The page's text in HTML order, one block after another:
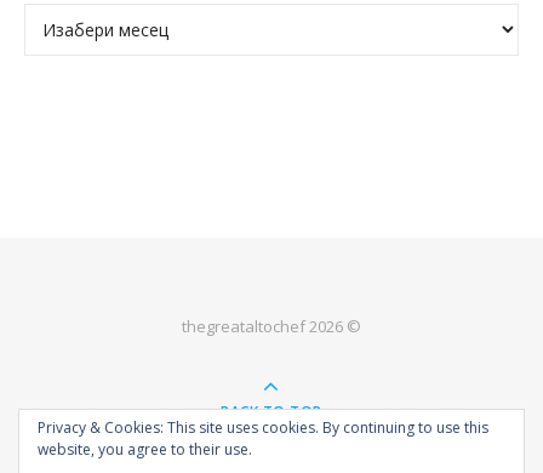
Архива
thegreataltochef 2026 ©
BACK TO TOP
Privacy & Cookies: This site uses cookies. By continuing to use this
website, you agree to their use.